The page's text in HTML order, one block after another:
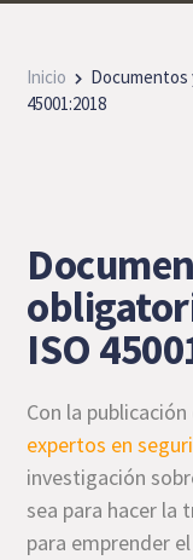
Inicio
Documentos
45001:2018
ISO
Con la
expertos en
investigación
sea para hacer la
para emprender